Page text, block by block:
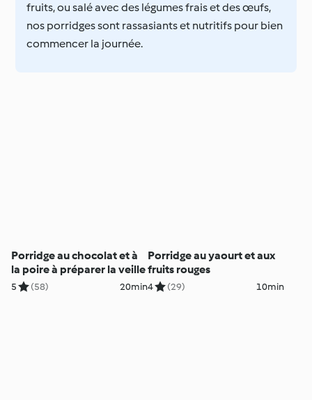
fruits, ou salé avec des légumes frais et des œufs,
nos porridges sont rassasiants et nutritifs pour bien
commencer la journée.
Porridge au chocolat et à
la poire à préparer la veille
5 (58) 20min
Porridge au yaourt et aux
fruits rouges
4 (29) 10min